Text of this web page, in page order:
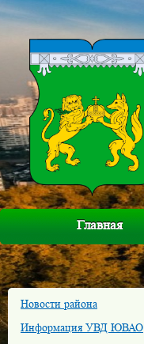
Главная
Новости района
Информация УВД ЮВАО